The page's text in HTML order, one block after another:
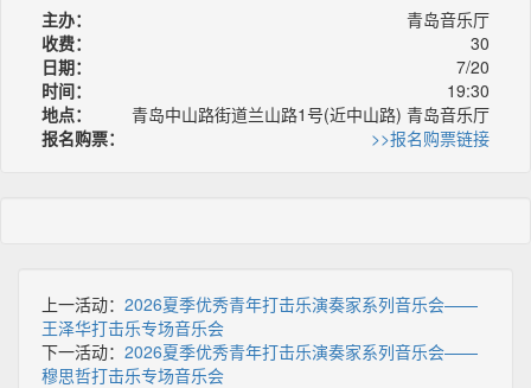
主办：
青岛音乐厅
收费：
30
日期：
7/20
时间：
19:30
地点：
青岛中山路街道兰山路1号(近中山路) 青岛音乐厅
报名购票：
>>报名购票链接
上一活动： 2026夏季优秀青年打击乐演奏家系列音乐会——
王泽华打击乐专场音乐会
下一活动： 2026夏季优秀青年打击乐演奏家系列音乐会——
穆思哲打击乐专场音乐会